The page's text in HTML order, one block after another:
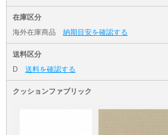
在庫区分
海外在庫商品 納期目安を確認する
送料区分
D 送料を確認する
クッションファブリック